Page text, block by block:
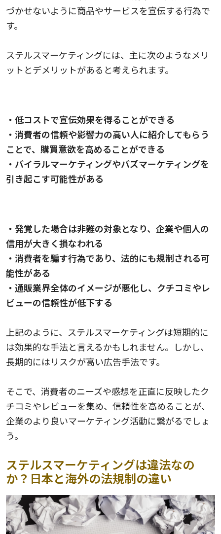
づかせないように商品やサービスを宣伝する行為で
す。
ステルスマーケティングには、主に次のようなメリ
ットとデメリットがあると考えられます。
・低コストで宣伝効果を得ることができる
・消費者の信頼や影響力の高い人に紹介してもらう
ことで、購買意欲を高めることができる
・バイラルマーケティングやバズマーケティングを
引き起こす可能性がある
・発覚した場合は非難の対象となり、企業や個人の
信用が大きく損なわれる
・消費者を騙す行為であり、法的にも規制される可
能性がある
・通販業界全体のイメージが悪化し、クチコミやレ
ビューの信頼性が低下する
上記のように、ステルスマーケティングは短期的に
は効果的な手法と言えるかもしれません。しかし、
長期的にはリスクが高い広告手法です。
そこで、消費者のニーズや感想を正直に反映したク
チコミやレビューを集め、信頼性を高めることが、
企業のより良いマーケティング活動に繋がるでしょ
う。
ステルスマーケティングは違法なの
か？日本と海外の法規制の違い